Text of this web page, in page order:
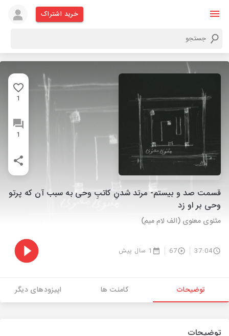
خرید اشتراک
1
1
قسمت صد و بیستم- مرتد شدنِ کاتبِ وحی به سبب آن که پرتو
وحی بر او زد
مثنوی معنوی (الف لام میم)
37:04
67 1 سال پیش
توضیحات کامنت ها اپیزودهای دیگر
توضیحات